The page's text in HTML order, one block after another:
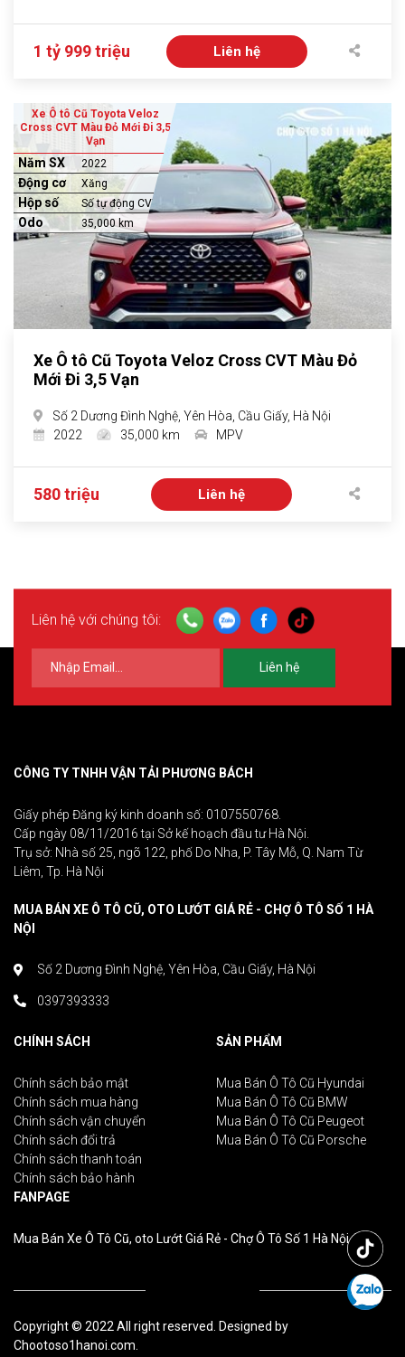
1 tỷ 999 triệu Liên hệ
Xe Ô tô Cũ Toyota Veloz
Cross CVT Màu Đỏ Mới Đi 3,5
Vạn
Năm SX 2022
Động cơ Xăng
Hộp số Số tự động CVT
Odo 35,000 km
Xe Ô tô Cũ Toyota Veloz Cross CVT Màu Đỏ
Mới Đi 3,5 Vạn
Số 2 Dương Đình Nghệ, Yên Hòa, Cầu Giấy, Hà Nội
2022
35,000 km MPV
580 triệu Liên hệ
Liên hệ với chúng tôi:
Liên hệ
CÔNG TY TNHH VẬN TẢI PHƯƠNG BÁCH
Giấy phép Đăng ký kinh doanh số: 0107550768.
Cấp ngày 08/11/2016 tại Sở kế hoạch đầu tư Hà Nội.
Trụ sở: Nhà số 25, ngõ 122, phố Do Nha, P. Tây Mỗ, Q. Nam Từ
Liêm, Tp. Hà Nội
MUA BÁN XE Ô TÔ CŨ, OTO LƯỚT GIÁ RẺ - CHỢ Ô TÔ SỐ 1 HÀ
NỘI
Số 2 Dương Đình Nghệ, Yên Hòa, Cầu Giấy, Hà Nội
0397393333
CHÍNH SÁCH
Chính sách bảo mật
Chính sách mua hàng
Chính sách vận chuyển
Chính sách đổi trả
Chính sách thanh toán
Chính sách bảo hành
SẢN PHẨM
Mua Bán Ô Tô Cũ Hyundai
Mua Bán Ô Tô Cũ BMW
Mua Bán Ô Tô Cũ Peugeot
Mua Bán Ô Tô Cũ Porsche
FANPAGE
Mua Bán Xe Ô Tô Cũ, oto Lướt Giá Rẻ - Chợ Ô Tô Số 1 Hà Nội
Copyright © 2022 All right reserved. Designed by
Chootoso1hanoi.com.